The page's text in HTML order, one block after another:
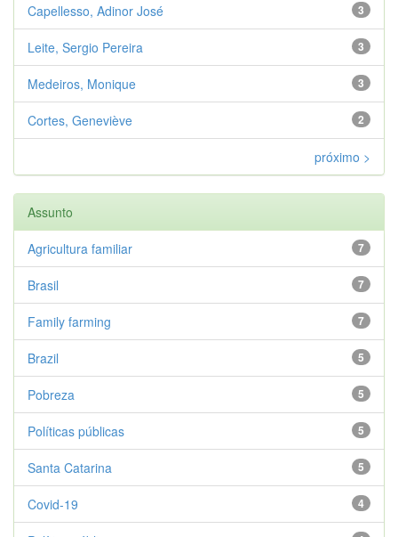
3
Capellesso, Adinor José
3
Leite, Sergio Pereira
3
Medeiros, Monique
2
Cortes, Geneviève
próximo >
Assunto
7
Agricultura familiar
7
Brasil
7
Family farming
5
Brazil
5
Pobreza
5
Políticas públicas
5
Santa Catarina
4
Covid-19